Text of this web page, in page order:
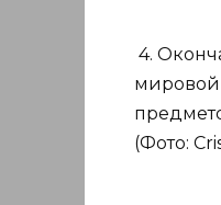
4.
(Фото: